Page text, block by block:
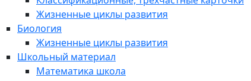
Жизненные циклы развития
Биология
Жизненные циклы развития
Школьный материал
Математика школа